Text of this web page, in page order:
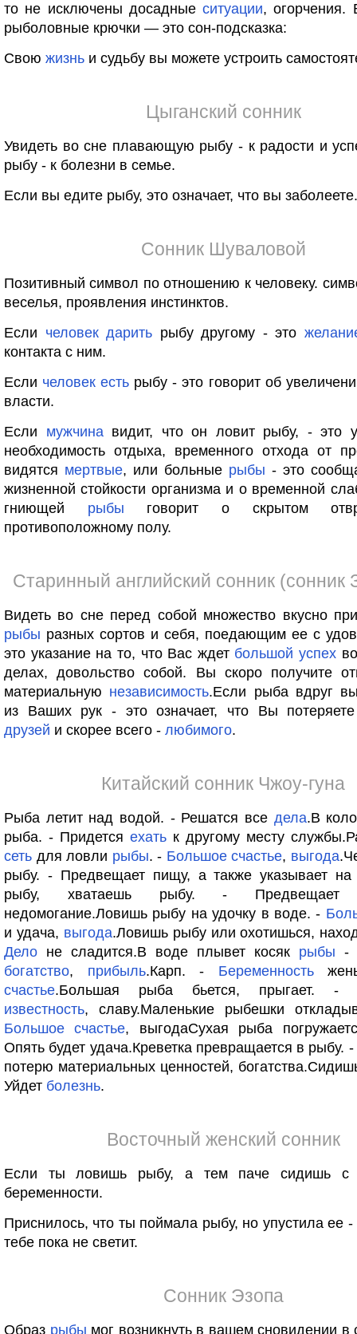
то не исключены досадные ситуации, огорчения.
рыболовные крючки — это сон-подсказка:
Свою жизнь и судьбу вы можете устроить
Цыганский сонник
Увидеть во сне плавающую рыбу - к радости и
рыбу - к болезни в семье.
Если вы едите рыбу, это означает, что вы заболеете.
Сонник Шуваловой
Позитивный символ по отношению к человеку.
веселья, проявления инстинктов.
Если человек дарить рыбу другому - это
контакта с ним.
Если человек есть рыбу - это говорит об
власти.
Если мужчинавидит, что он ловит рыбу, - это
необходимость отдыха, временного отхода от
видятся мертвые, или больные рыбы - это
жизненной стойкости организма и о временной
гниющей рыбы говорит о скрытом
противоположному полу.
Старинный английский сонник (сонник
Видеть во сне перед собой множество вкусно
рыбы разных сортов и себя, поедающим ее с
это указание на то, что Вас ждет большой успех
делах, довольство собой. Вы скоро получите
материальную независимость.Если рыба вдруг
из Ваших рук - это означает, что Вы
друзей и скорее всего - любимого.
Китайский сонник Чжоу-гуна
Рыба летит над водой. - Решатся все дела.В
рыба. - Придется ехать к другому месту
сеть для ловли рыбы. - Большое счастье, выгода
рыбу. - Предвещает пищу, а также указывает на
рыбу, хватаешь рыбу. - Предвещает
недомогание.Ловишь рыбу на удочку в воде. -
и удача, выгода.Ловишь рыбу или охотишься,
Дело не сладится.В воде плывет косяк рыбы -
богатство, прибыль.Карп. - Беременность
счастье.Большая рыба бьется, прыгает. -
известность, славу.Маленькие рыбешки
Большое
счастье, выгодаСухая рыба
Опять будет удача.Креветка превращается в рыбу.
потерю материальных ценностей,
Уйдет болезнь.
Восточный женский сонник
Если ты ловишь рыбу, а тем паче сидишь
беременности.
Приснилось, что ты поймала рыбу, но упустила ее -
тебе пока не светит.
Сонник Эзопа
Образ рыбы мог возникнуть в вашем сновидении в